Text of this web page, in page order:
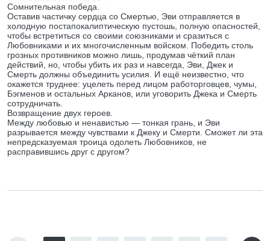
Сомнительная победа.
Оставив частичку сердца со Смертью, Эви отправляется в
холодную постапокалиптическую пустошь, полную опасностей,
чтобы встретиться со своими союзниками и сразиться с
Любовниками и их многочисленным войском. Победить столь
грозных противников можно лишь, продумав чёткий план
действий, но, чтобы убить их раз и навсегда, Эви, Джек и
Смерть должны объединить усилия. И ещё неизвестно, что
окажется труднее: уцелеть перед лицом работорговцев, чумы,
Бэгменов и остальных Арканов, или уговорить Джека и Смерть
сотрудничать.
Возвращение двух героев.
Между любовью и ненавистью — тонкая грань, и Эви
разрывается между чувствами к Джеку и Смерти. Сможет ли эта
непредсказуемая троица одолеть Любовников, не
расправившись друг с другом?